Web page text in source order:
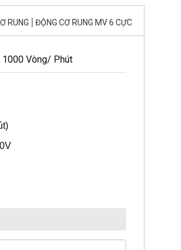
RUNG ĐỘNG CƠ RUNG MV 6 CỰC
Vòng/ Phút